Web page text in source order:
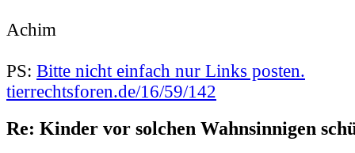
Achim
PS: Bitte nicht einfach nur Links posten.
tierrechtsforen.de/16/59/142
Re: Kinder vor solchen Wahnsinnigen